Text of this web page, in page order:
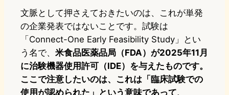
文脈として押さえておきたいのは、これが単発
の企業発表ではないことです。試験は
「Connect-One Early Feasibility Study」とい
う名で、 米食品医薬品局（FDA）が2025年11月
に治験機器使用許可（IDE）を与えたものです。
ここで注意したいのは、これは「臨床試験での
使用が認められた」という意味であって、